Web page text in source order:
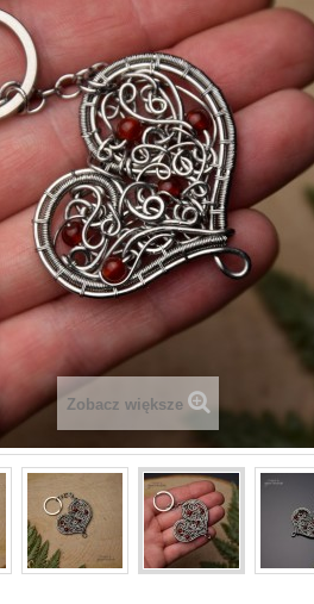
Zobacz większe